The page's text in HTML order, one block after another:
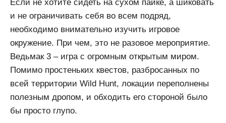
Если не хотите сидеть на сухом пайке, а шиковать
и не ограничивать себя во всем подряд,
необходимо внимательно изучить игровое
окружение. При чем, это не разовое мероприятие.
Ведьмак 3 – игра с огромным открытым миром.
Помимо простеньких квестов, разбросанных по
всей территории Wild Hunt, локации переполнены
полезным дропом, и обходить его стороной было
бы просто глупо.